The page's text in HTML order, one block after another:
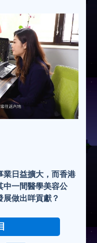
業日益擴大，而香港
中一間醫學美容公
做出咩貢獻？